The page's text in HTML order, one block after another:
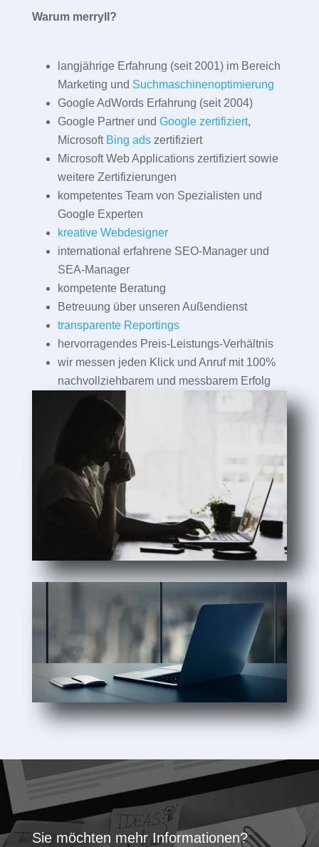
Warum merryll?
langjährige Erfahrung (seit 2001) im Bereich
Marketing und Suchmaschinenoptimierung
Google AdWords Erfahrung (seit 2004)
Google Partner und Google zertifiziert,
Microsoft Bing adszertifiziert
Microsoft Web Applications zertifiziert sowie
weitere Zertifizierungen
kompetentes Team von Spezialisten und
Google Experten
kreative Webdesigner
international erfahrene SEO-Manager und
SEA-Manager
kompetente Beratung
Betreuung über unseren Außendienst
transparente Reportings
hervorragendes Preis-Leistungs-Verhältnis
wir messen jeden Klick und Anruf mit 100%
nachvollziehbarem und messbarem Erfolg
Sie möchten mehr Informationen?